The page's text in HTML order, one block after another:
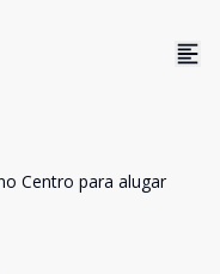
Centro para alugar